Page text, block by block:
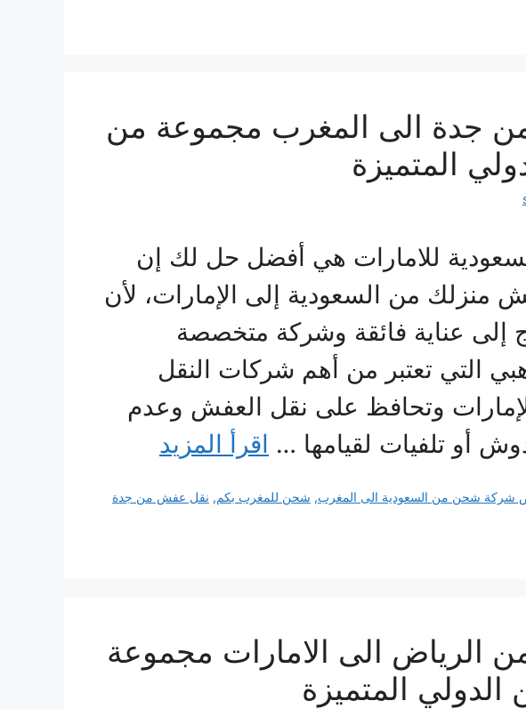
جدة الى المغرب مجموعة من
المتميزة
للامارات هي أفضل حل لك إن
من السعودية إلى الإمارات، لأن
إلى عناية فائقة وشركة متخصصة
التي تعتبر من أهم شركات النقل
وتحافظ على نقل العفش وعدم
أو تلفيات لقيامها … اقرأ المزيد
شركة شحن من السعودية الى المغرب, شحن للمغرب بكم, نقل عفش من جدة
الى الامارات مجموعة
المتميزة